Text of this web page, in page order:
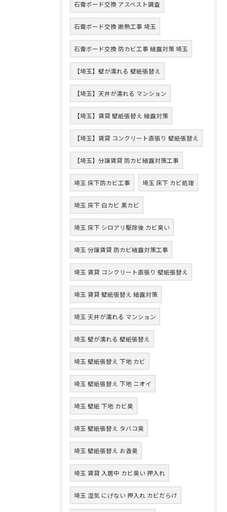
石膏ボード交換 アスベスト調査
石膏ボード交換 断熱工事 埼玉
石膏ボード交換 防カビ工事 結露対策 埼玉
【埼玉】壁が濡れる 壁紙張替え
【埼玉】天井が濡れる マンション
【埼玉】賃貸 壁紙張替え 結露対策
【埼玉】賃貸 コンクリート直張り 壁紙張替え
【埼玉】分譲賃貸 防カビ結露対策工事
埼玉 床下防カビ工事 埼玉 床下 カビ処理
埼玉 床下 白カビ 黒カビ
埼玉 床下 シロアリ駆除後 カビ臭い
埼玉 分譲賃貸 防カビ結露対策工事
埼玉 賃貸 コンクリート直張り 壁紙張替え
埼玉 賃貸 壁紙張替え 結露対策
埼玉 天井が濡れる マンション
埼玉 壁が濡れる 壁紙張替え
埼玉 壁紙張替え 下地 カビ
埼玉 壁紙張替え 下地 ニオイ
埼玉 壁紙 下地 カビ臭
埼玉 壁紙張替え タバコ臭
埼玉 壁紙張替え お香臭
埼玉 賃貸 入居中 カビ臭い 押入れ
埼玉 湿気 にげない 押入れ カビだらけ